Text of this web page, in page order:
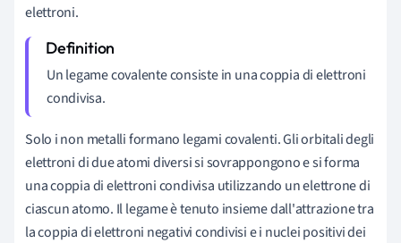
elettroni.
Un legame covalente consiste in una coppia di elettroni
condivisa.
Solo i non metalli formano legami covalenti. Gli orbitali degli
elettroni di due atomi diversi si sovrappongono e si forma
una coppia di elettroni condivisa utilizzando un elettrone di
ciascun atomo. Il legame è tenuto insieme dall'attrazione tra
la coppia di elettroni negativi condivisi e i nuclei positivi dei